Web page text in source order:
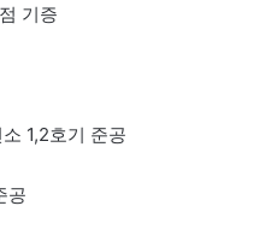
기증
1,2호기 준공
공